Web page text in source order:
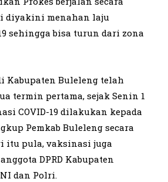
diyakini menahan laju
sehingga bisa turun dari zona
Kabupaten Buleleng telah
termin pertama, sejak Senin 1
COVID-19 dilakukan kepada
Pemkab Buleleng secara
itu pula, vaksinasi juga
DPRD Kabupaten
dan Polri.